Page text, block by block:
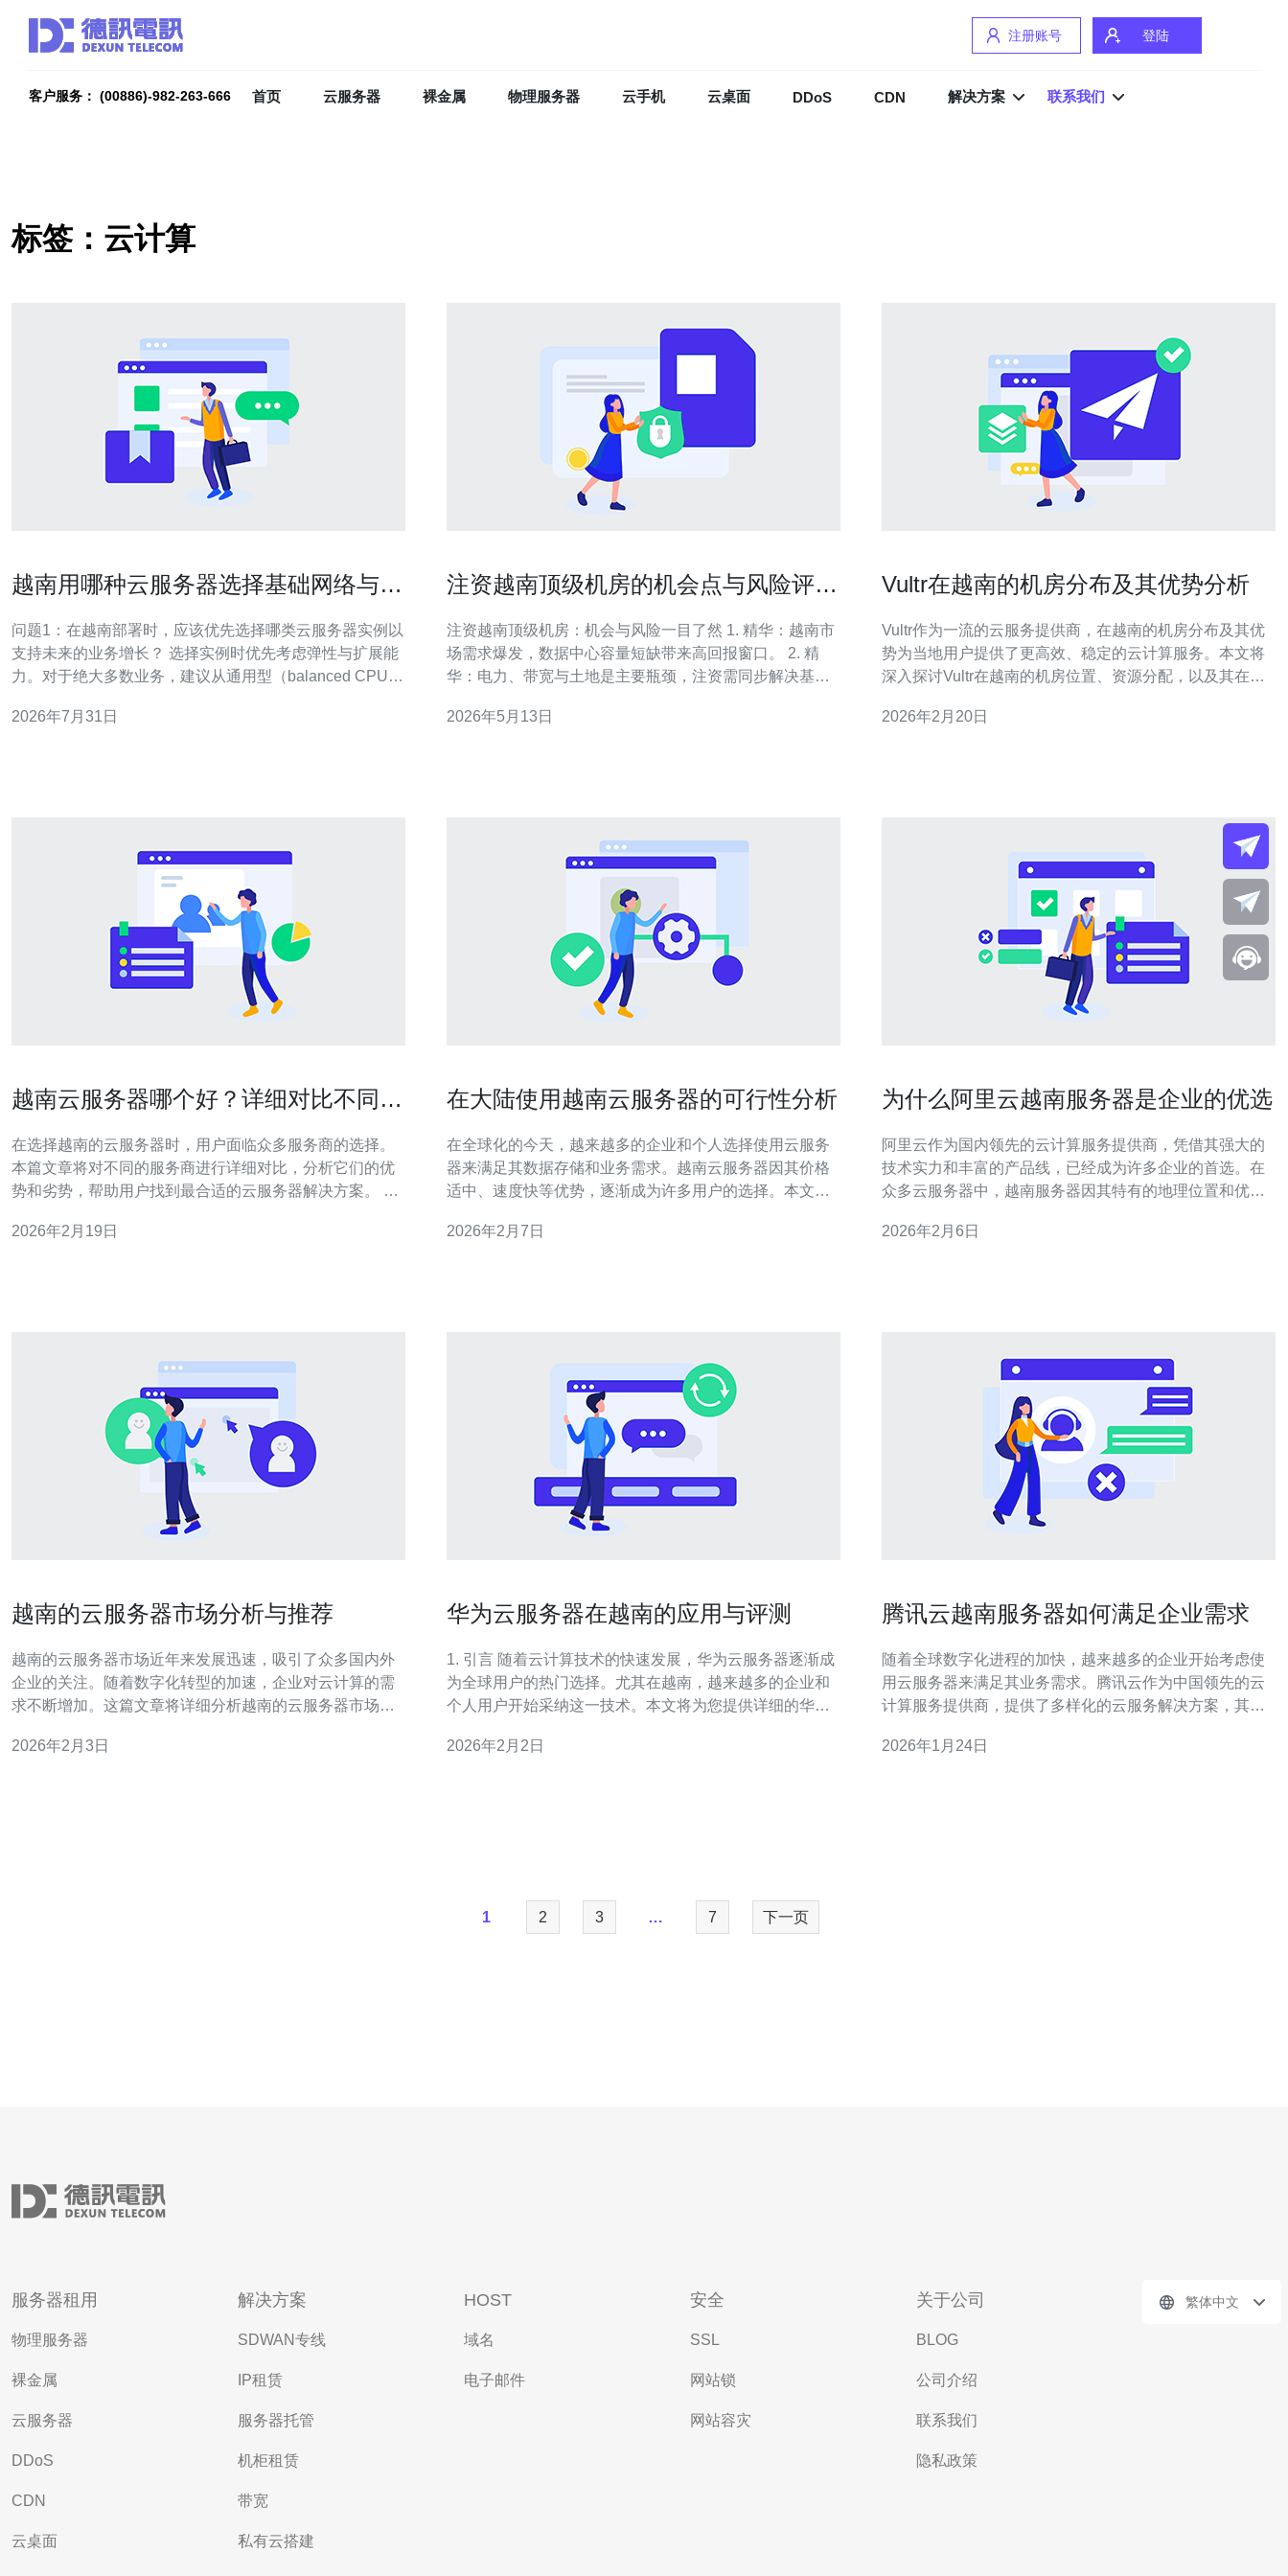
注册账号 登陆
客户服务： (00886)-982-263-666 首页 云服务器 裸金属 物理服务器 云手机 云桌面 DDoS CDN 解决方案 联系我们
标签：云计算
越南用哪种云服务器选择基础网络与存
问题1：在越南部署时，应该优先选择哪类云服务器实例以
支持未来的业务增长？ 选择实例时优先考虑弹性与扩展能
力。对于绝大多数业务，建议从通用型（balanced CPU/
量扩展。当应用侧重计算或内存时，可选择计算型或内存
2026年7月31日
注资越南顶级机房的机会点与风险评估
注资越南顶级机房：机会与风险一目了然 1. 精华：越南市
场需求爆发，数据中心容量短缺带来高回报窗口。 2. 精
华：电力、带宽与土地是主要瓶颈，注资需同步解决基础
规、政治与外汇管制，设计可退出的投资结构至关重要。
2026年5月13日
Vultr在越南的机房分布及其优势分析
Vultr作为一流的云服务提供商，在越南的机房分布及其优
势为当地用户提供了更高效、稳定的云计算服务。本文将
深入探讨Vultr在越南的机房位置、资源分配，以及其在网
分布在哪里？ Vultr在越南的机房主要分布在胡志明市和河
2026年2月20日
越南云服务器哪个好？详细对比不同服
在选择越南的云服务器时，用户面临众多服务商的选择。
本篇文章将对不同的服务商进行详细对比，分析它们的优
势和劣势，帮助用户找到最合适的云服务器解决方案。 越
服务，包括虚拟私有服务器(VPS)、云主机、云存储、负载
2026年2月19日
在大陆使用越南云服务器的可行性分析
在全球化的今天，越来越多的企业和个人选择使用云服务
器来满足其数据存储和业务需求。越南云服务器因其价格
适中、速度快等优势，逐渐成为许多用户的选择。本文将
供实际的操作步骤指南。 本文将通过以下几个部分进行详
2026年2月7日
为什么阿里云越南服务器是企业的优选
阿里云作为国内领先的云计算服务提供商，凭借其强大的
技术实力和丰富的产品线，已经成为许多企业的首选。在
众多云服务器中，越南服务器因其特有的地理位置和优质
南服务器是企业的优选，并提供具体的操作步骤，帮助企
2026年2月6日
越南的云服务器市场分析与推荐
越南的云服务器市场近年来发展迅速，吸引了众多国内外
企业的关注。随着数字化转型的加速，企业对云计算的需
求不断增加。这篇文章将详细分析越南的云服务器市场，
考虑的因素，为有意在越南市场投资的企业提供参考。 越
2026年2月3日
华为云服务器在越南的应用与评测
1. 引言 随着云计算技术的快速发展，华为云服务器逐渐成
为全球用户的热门选择。尤其在越南，越来越多的企业和
个人用户开始采纳这一技术。本文将为您提供详细的华为
2. 什么是华为云服务器 华为云服务器是华为公司提供的一
2026年2月2日
腾讯云越南服务器如何满足企业需求
随着全球数字化进程的加快，越来越多的企业开始考虑使
用云服务器来满足其业务需求。腾讯云作为中国领先的云
计算服务提供商，提供了多样化的云服务解决方案，其中
企业的首选。本文将详细介绍如何通过腾讯云越南服务器
2026年1月24日
1 2 3 … 7 下一页
服务器租用
物理服务器
裸金属
云服务器
DDoS
CDN
云桌面
解决方案
SDWAN专线
IP租赁
服务器托管
机柜租赁
带宽
私有云搭建
HOST
域名
电子邮件
安全
SSL
网站锁
网站容灾
关于公司
BLOG
公司介绍
联系我们
隐私政策
繁体中文